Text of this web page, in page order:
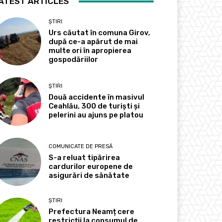
ȘTIRI
Urs căutat în comuna Girov,
după ce-a apărut de mai
multe ori în apropierea
gospodăriilor
ȘTIRI
Două accidente în masivul
Ceahlău, 300 de turiști și
pelerini au ajuns pe platou
COMUNICATE DE PRESĂ
S-a reluat tipărirea
cardurilor europene de
asigurări de sănătate
ȘTIRI
Prefectura Neamț cere